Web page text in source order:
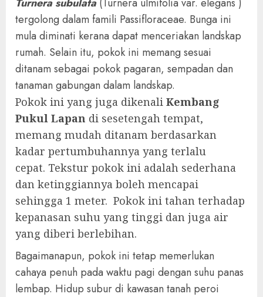
tergolong dalam famili Passifloraceae. Bunga ini
mula diminati kerana dapat menceriakan landskap
rumah. Selain itu, pokok ini memang sesuai
ditanam sebagai pokok pagaran, sempadan dan
tanaman gabungan dalam landskap.
Pokok ini yang juga dikenali Kembang
Pukul Lapan di sesetengah tempat,
memang mudah ditanam berdasarkan
kadar pertumbuhannya yang terlalu
cepat. Tekstur pokok ini adalah sederhana
dan ketinggiannya boleh mencapai
sehingga 1 meter. Pokok ini tahan terhadap
kepanasan suhu yang tinggi dan juga air
yang diberi berlebihan.
Bagaimanapun, pokok ini tetap memerlukan
cahaya penuh pada waktu pagi dengan suhu panas
lembap. Hidup subur di kawasan tanah peroi